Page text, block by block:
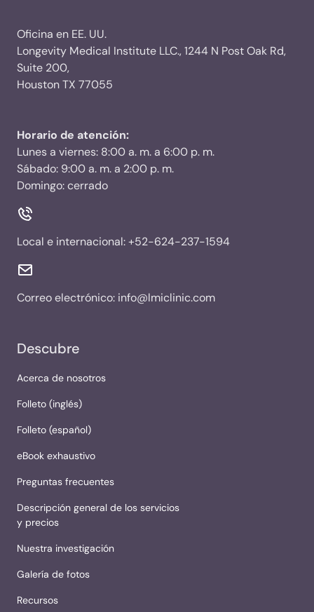
Oficina en EE. UU.
Longevity Medical Institute LLC., 1244 N Post Oak Rd,
Suite 200,
Houston TX 77055
Horario de atención:
Lunes a viernes: 8:00 a. m. a 6:00 p. m.
Sábado: 9:00 a. m. a 2:00 p. m.
Domingo: cerrado
Local e internacional:+52-624-237-1594
Correo electrónico: info@lmiclinic.com
Descubre
Acerca de nosotros
Folleto (inglés)
Folleto (español)
eBook exhaustivo
Preguntas frecuentes
Descripción general de los servicios
y precios
Nuestra investigación
Galería de fotos
Recursos